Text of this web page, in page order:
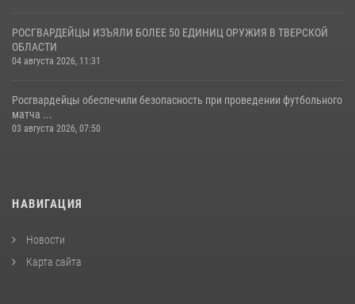
РОСГВАРДЕЙЦЫ ИЗЪЯЛИ БОЛЕЕ 50 ЕДИНИЦ ОРУЖИЯ В ТВЕРСКОЙ
ОБЛАСТИ
04 августа 2026, 11:31
Росгвардейцы обеспечили безопасность при проведении футбольного
матча ...
03 августа 2026, 07:50
НАВИГАЦИЯ
Новости
Карта сайта